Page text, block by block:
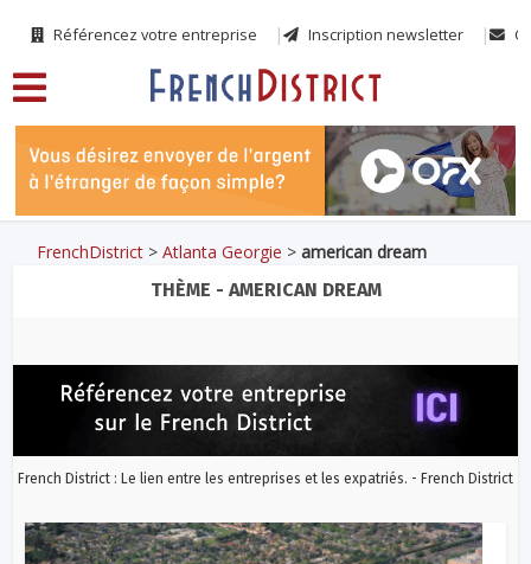
Référencez votre entreprise Inscription newsletter
FrenchDistrict >Atlanta Georgie >american dream
THÈME - AMERICAN DREAM
French District : Le lien entre les entreprises et les expatriés. - French District